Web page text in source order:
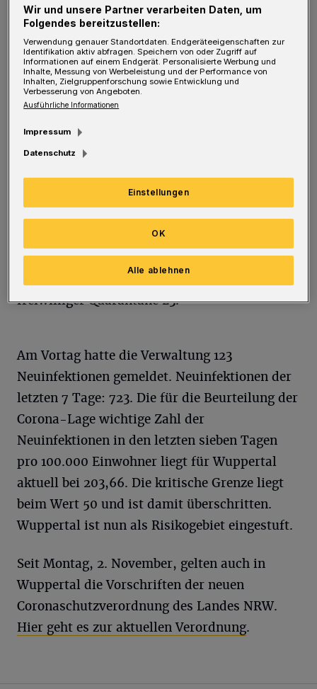
Der Verlauf der Corona-Fälle in Wuppertal.
Foto: WR
S eit Ausbruch der Pandemie liegt die
Gesamtzahl der infizierten Menschen in
Wuppertal damit jetzt bei 5.920, davon aktuell
infiziert sind die erwähnten 1.250 Personen.
Genesen sind 4.564 Wuppertaler, verstorben
106. In Quarantäne befinden sich aktuell 3.582
Einwohner, davon in angeordneter häuslicher
freiwilliger Quarantäne 23.
Am Vortag hatte die Verwaltung 123
Neuinfektionen gemeldet. Neuinfektionen der
letzten 7 Tage: 723. Die für die Beurteilung der
Corona-Lage wichtige Zahl der
Neuinfektionen in den letzten sieben Tagen
pro 100.000 Einwohner liegt für Wuppertal
aktuell bei 203,66. Die kritische Grenze liegt
beim Wert 50 und ist damit überschritten.
Wuppertal ist nun als Risikogebiet eingestuft.
Seit Montag, 2. November, gelten auch in
Wuppertal die Vorschriften der neuen
Coronaschutzverordnung des Landes NRW.
Hier geht es zur aktuellen Verordnung.
Wir und unsere Partner verarbeiten Daten, um
Folgendes bereitzustellen:
Verwendung genauer Standortdaten. Endgeräteeigenschaften zur
Identifikation aktiv abfragen. Speichern von oder Zugriff auf
Informationen auf einem Endgerät. Personalisierte Werbung und
Inhalte, Messung von Werbeleistung und der Performance von
Inhalten, Zielgruppenforschung sowie Entwicklung und
Verbesserung von Angeboten.
Ausführliche Informationen
Impressum
Datenschutz
Einstellungen
Alle ablehnen
OK